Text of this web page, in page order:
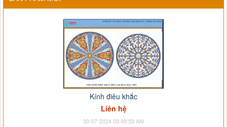
Kính điêu khắc
Liên hệ
30-07-2024 03:49:59 AM